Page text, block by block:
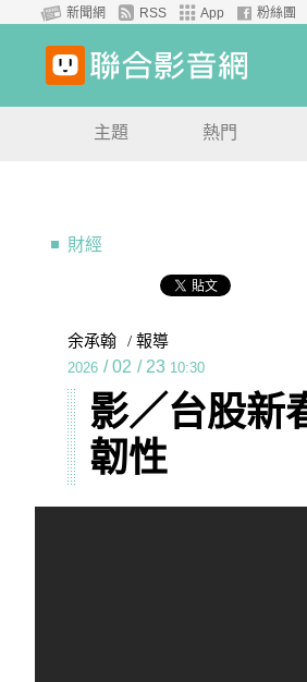
新聞網 RSS App 粉絲團
主題 熱門
財經
余承翰 / 報導
2026 / 02 / 23 10:30
影／台股新
韌性